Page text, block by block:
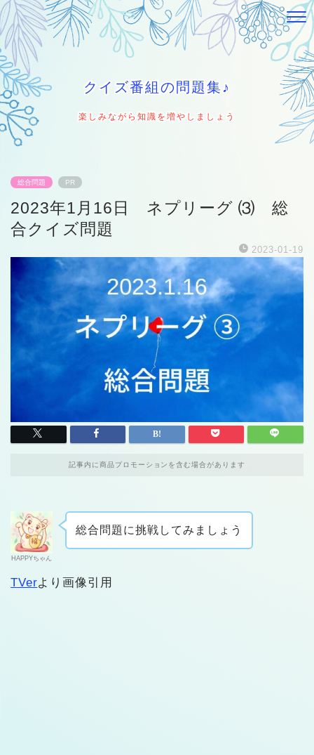
クイズ番組の問題集♪
楽しみながら知識を増やしましょう
総合問題 PR
2023年1月16日 ネプリーグ ⑶ 総
合クイズ問題
2023-01-19
記事内に商品プロモーションを含む場合があります
HAPPYちゃん
総合問題に挑戦してみましょう
TVerより画像引用